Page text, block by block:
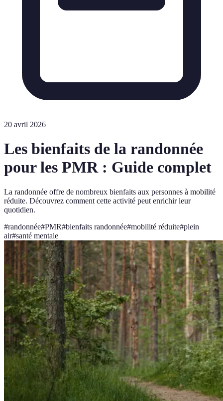
20 avril 2026
Les bienfaits de la randonnée
pour les PMR : Guide complet
La randonnée offre de nombreux bienfaits aux personnes à mobilité
réduite. Découvrez comment cette activité peut enrichir leur
quotidien.
#randonnée#PMR#bienfaits randonnée#mobilité réduite#plein
air#santé mentale